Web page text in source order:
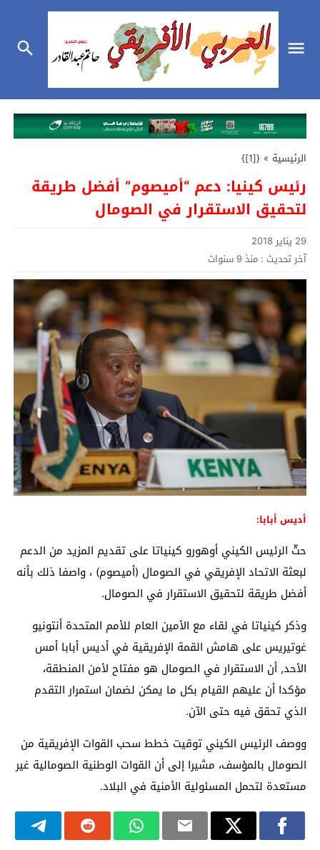
الرئيسية »
{[1]}
رئيس كينيا: دعم “أميصوم” أفضل طريقة
لتحقيق الاستقرار في الصومال
29 يناير 2018
آخر تحديث : منذ 9 سنوات
أديس أبابا:
حثّ الرئيس الكيني أوهورو كينياتا على تقديم المزيد من الدعم
لبعثة الاتحاد الإفريقي في الصومال (أميصوم) ، واصفا ذلك بأنه
أفضل طريقة لتحقيق الاستقرار في الصومال.
وذكر كينياتا في لقاء مع الأمين العام للأمم المتحدة أنتونيو
غوتيريس على هامش القمة الإفريقية في أديس أبابا أمس
الأحد, أن الاستقرار في الصومال هو مفتاح لأمن المنطقة،
مؤكدا أن عليهم القيام بكل ما يمكن لضمان استمرار التقدم
الذي تحقق فيه حتى الآن.
ووصف الرئيس الكيني توقيت خطط سحب القوات الإفريقية من
الصومال بالمؤسف، مشيرا إلى أن القوات الوطنية الصومالية غير
مستعدة لتحمل المسئولية الأمنية في البلاد.